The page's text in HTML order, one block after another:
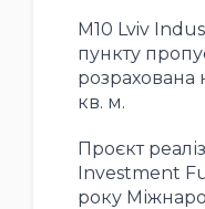
M10 Lviv
пункту
розрахована
кв. м.
Проєкт
Investment
року